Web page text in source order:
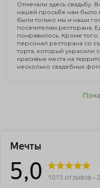
Отмечали здесь свадьбу.
нашей просьбе нам было
были только мы и наши
посетителям ресторана.
понравилось. Кроме
персонал ресторана со
торта, который украсили
красивые места на
несколько свадебных